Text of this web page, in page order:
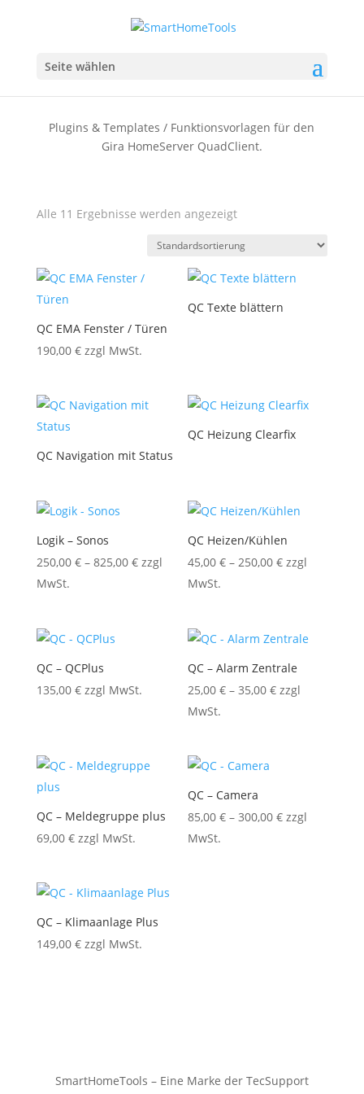
Seite wählen
Plugins & Templates / Funktionsvorlagen für den
Gira HomeServer QuadClient.
Alle 11 Ergebnisse werden angezeigt
QC EMA Fenster / Türen
190,00 € zzgl MwSt.
QC Texte blättern
QC Navigation mit Status
QC Heizung Clearfix
Logik – Sonos
250,00 €– 825,00 € zzgl
MwSt.
QC Heizen/Kühlen
45,00€ –250,00€ zzgl
MwSt.
QC – QCPlus
135,00 € zzgl MwSt.
QC – Alarm Zentrale
25,00€ –35,00€ zzgl
MwSt.
QC – Meldegruppe plus
69,00 € zzgl MwSt.
QC – Camera
85,00€ –300,00€ zzgl
MwSt.
QC – Klimaanlage Plus
149,00 € zzgl MwSt.
SmartHomeTools – Eine Marke der TecSupport